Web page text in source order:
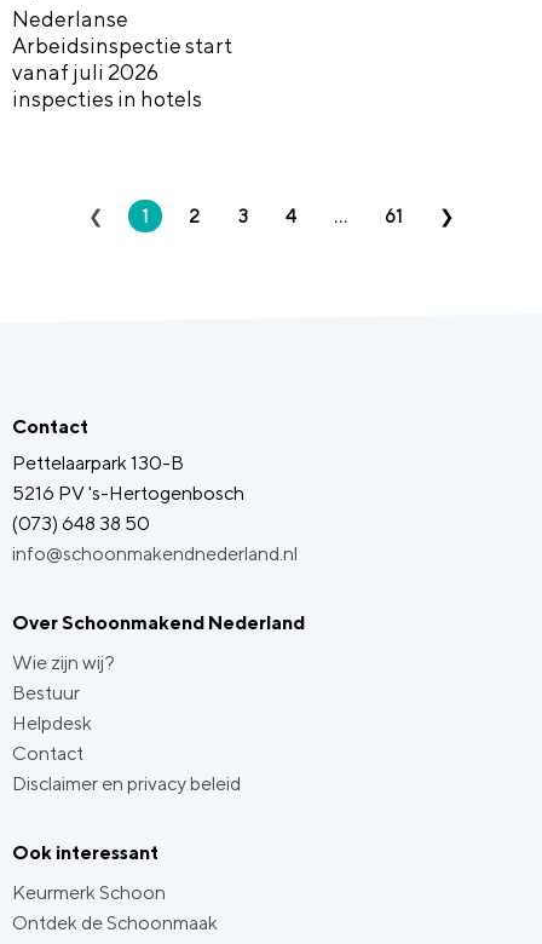
Nederlanse
Arbeidsinspectie start
vanaf juli 2026
inspecties in hotels
1 2 3 4 ... 61
Contact
Pettelaarpark 130-B
5216 PV 's-Hertogenbosch
(073) 648 38 50
info@schoonmakendnederland.nl
Over Schoonmakend Nederland
Wie zijn wij?
Bestuur
Helpdesk
Contact
Disclaimer en privacy beleid
Ook interessant
Keurmerk Schoon
Ontdek de Schoonmaak